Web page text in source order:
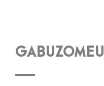
GABUZOMEU